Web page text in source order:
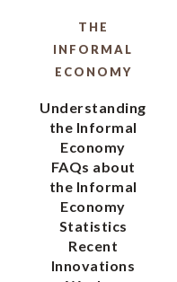
THE
INFORMAL
ECONOMY
Understanding
the Informal
Economy
FAQs about
the Informal
Economy
Statistics
Recent
Innovations